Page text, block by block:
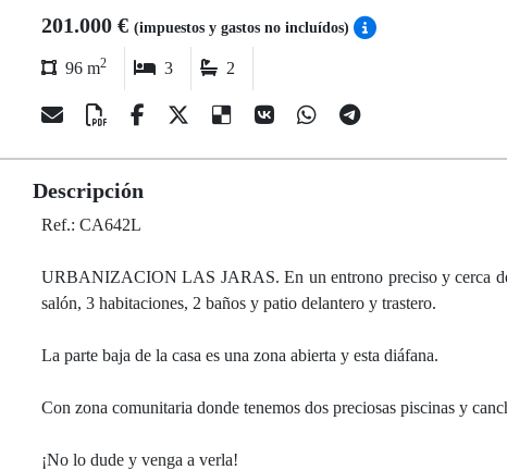
201.000 € (impuestos y gastos no incluídos)
96 m2 3 2
Descripción
Ref.: CA642L
URBANIZACION LAS JARAS. En un entrono preciso y cerca
salón, 3 habitaciones, 2 baños y patio delantero y trastero.
La parte baja de la casa es una zona abierta y esta diáfana.
Con zona comunitaria donde tenemos dos preciosas piscinas y
¡No lo dude y venga a verla!